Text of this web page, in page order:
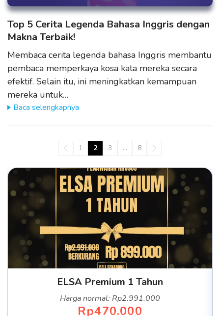
Top 5 Cerita Legenda Bahasa Inggris dengan
Makna Terbaik!
Membaca cerita legenda bahasa Inggris membantu
pembaca memperkaya kosa kata mereka secara
efektif. Selain itu, ini meningkatkan kemampuan
mereka untuk…
Baca selengkapnya
1 2 3 … 8
ELSA Premium 1 Tahun
Harga normal: Rp2.991.000
Rp470.000